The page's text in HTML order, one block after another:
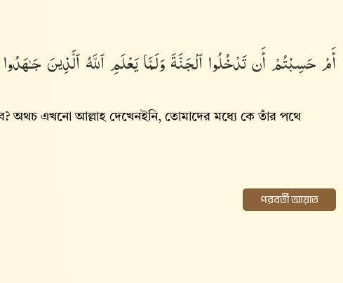
أَمْ حَسِبْتُمْ أَن تَدْخُلُوا۟ ٱلْجَنَّةَ وَلَمَّا يَعْلَمِ ٱللَّهُ ٱلَّذِينَ
অথচ এখনো আল্লাহ‌ দেখেনইনি, তোমাদের মধ্যে কে তাঁর পথে
পরবর্তী আয়াত